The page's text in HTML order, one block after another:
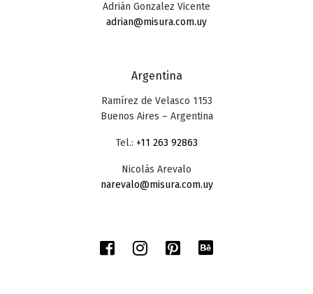
Adrián Gonzalez Vicente
adrian@misura.com.uy
Argentina
Ramírez de Velasco 1153
Buenos Aires – Argentina
Tel.: +11 263 92863
Nicolás Arevalo
narevalo@misura.com.uy